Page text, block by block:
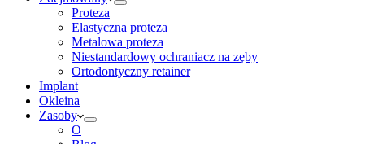
Proteza
Elastyczna proteza
Metalowa proteza
Niestandardowy ochraniacz na zęby
Ortodontyczny retainer
Implant
Okleina
Zasoby
O